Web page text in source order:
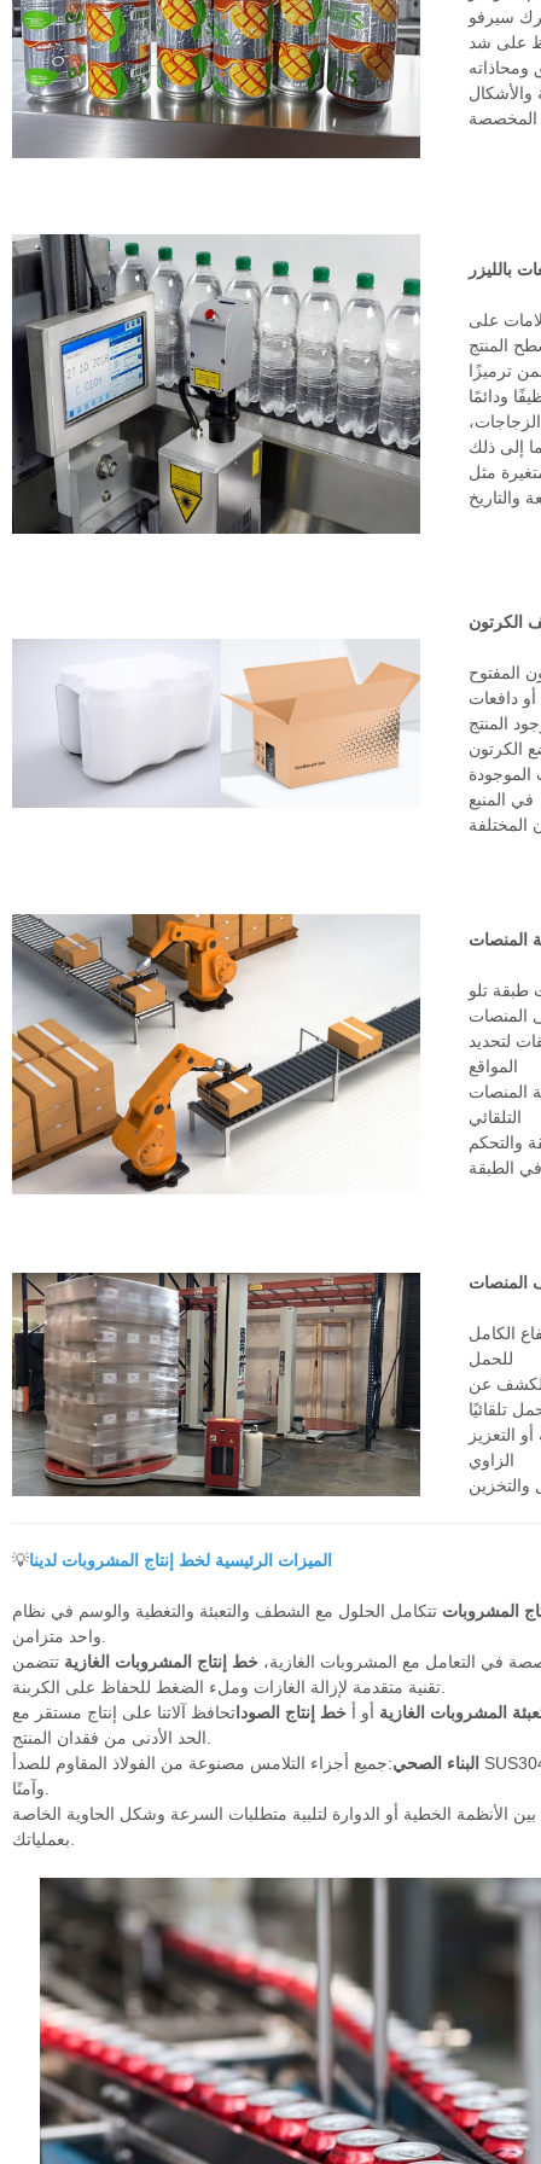
سيرفو
على شد
ومحاذاته
والأشكال
المخصصة
بالليزر
على
المنتج
ترميزًا
ودائمًا
مثل
والتاريخ
الكرتون
المفتوح
دافعات
المنتج
الكرتون
الموجودة
في المنبع
المختلفة
المنصات
طبقة تلو
المنصات
لتحديد
المواقع
المنصات
التلقائي
والتحكم
في الطبقة
المنصات
الكامل
للحمل
للكشف عن
تلقائيًا
التعزيز
الزاوي
والتخزين
💡الميزات الرئيسية لخط إنتاج المشروبات لدينا
المشروبات تتكامل الحلول مع الشطف والتعبئة والتغطية والوسم في نظام
في التعامل مع المشروبات الغازية، خط إنتاج المشروبات الغازية تتضمن
المشروبات الغازية أو أ خط إنتاج الصودا تحافظ آلاتنا على إنتاج مستقر مع
البناء الصحي:جميع أجزاء التلامس مصنوعة من الفولاذ المقاوم للصدأ SUS304 أو SUS316، مما يضمن إنتاجًا نظيفًا
الأنظمة الخطية أو الدوارة لتلبية متطلبات السرعة وشكل الحاوية الخاصة